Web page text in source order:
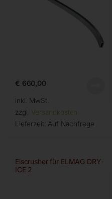
€ 660,00
inkl. MwSt.
zzgl. Versandkosten
Lieferzeit: Auf Nachfrage
Eiscrusher für ELMAG DRY-
ICE 2